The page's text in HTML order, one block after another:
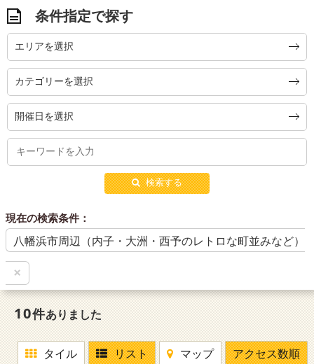
条件指定で探す
エリアを選択
カテゴリーを選択
開催日を選択
検索する
現在の検索条件：
八幡浜市周辺（内子・大洲・西予のレトロな町並みなど）
×
10件ありました
タイル リスト マップ
アクセス数順